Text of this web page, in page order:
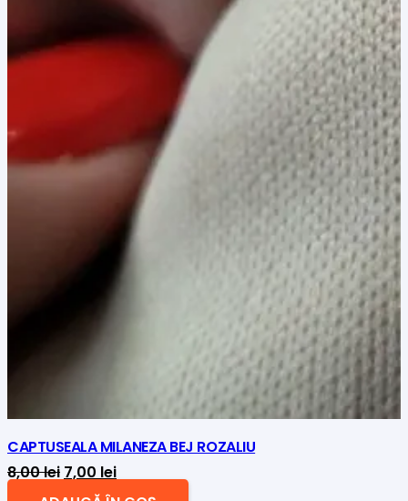
CAPTUSEALA MILANEZA BEJ ROZALIU
8,00lei Prețul
inițial
7,00 leiPrețul
curent